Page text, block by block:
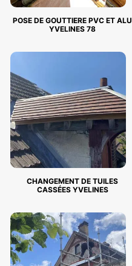
POSE DE GOUTTIERE PVC ET ALU
YVELINES 78
CHANGEMENT DE TUILES
CASSÉES YVELINES